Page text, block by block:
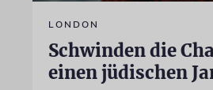
LONDON
Schwinden die
einen jüdischen